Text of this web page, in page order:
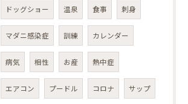
ドッグショー 温泉 食事 刺身
マダニ感染症 訓練 カレンダー
病気 相性 お産 熱中症
エアコン プードル コロナ サップ